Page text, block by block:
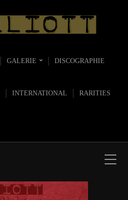
GALERIE DISCOGRAPHIE
INTERNATIONAL RARITIES